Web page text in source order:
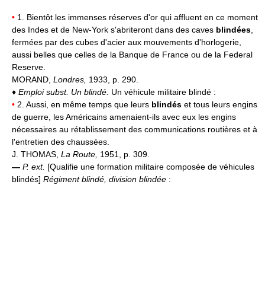
• 1. Bientôt les immenses réserves d'or qui affluent en ce moment
des Indes et de New-York s'abriteront dans des caves blindées
fermées par des cubes d'acier aux mouvements d'horlogerie,
aussi belles que celles de la Banque de France ou de la Federal
Reserve.
MORAND, Londres, 1933, p. 290.
♦ Emploi subst. Un blindé. Un véhicule militaire blindé :
• 2. Aussi, en même temps que leurs blindés et tous leurs engins
de guerre, les Américains amenaient-ils avec eux les engins
nécessaires au rétablissement des communications routières et à
l'entretien des chaussées.
J. THOMAS, La Route, 1951, p. 309.
— P. ext. [Qualifie une formation militaire composée de véhicules
blindés] Régiment blindé, division blindée :